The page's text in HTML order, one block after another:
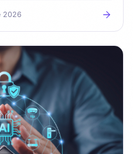
2026